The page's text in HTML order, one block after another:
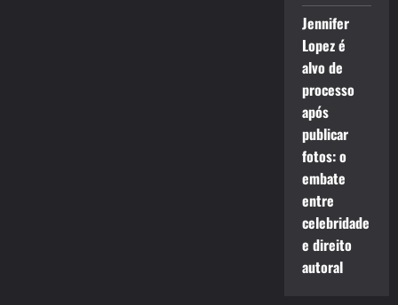
Jennifer
Lopez é
alvo de
processo
após
publicar
fotos: o
embate
entre
celebridade
e direito
autoral